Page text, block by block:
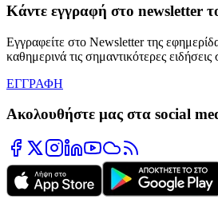
Κάντε εγγραφή στο newsletter
Εγγραφείτε στο Newsletter της
καθημερινά τις σημαντικότερες
ΕΓΓΡΑΦΗ
Ακολουθήστε μας στα social